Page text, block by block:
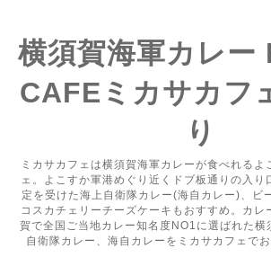
横須賀海軍カレー
CAFEミカサカフ
り
ミカサカフェは横須賀海軍カレーが食べれるよ
ェ。よこすか軍港めぐり近くドブ板通りの入り
定を受けた海上自衛隊カレー(海自カレー)、ビ
コスカチェリーチーズケーキもおすすめ。カレ
賀で全国ご当地カレー知名度NO1に選ばれた横
自衛隊カレー、海自カレーをミカサカフェで